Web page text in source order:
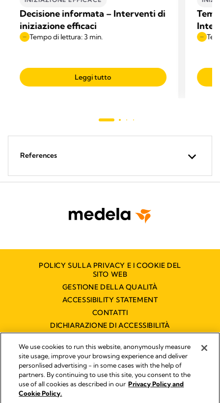
Decisione informata – Interventi di
iniziazione efficaci
Tempo di lettura: 3 min.
Leggi tutto
References
POLICY SULLA PRIVACY E I COOKIE DEL
SITO WEB
GESTIONE DELLA QUALITÀ
ACCESSIBILITY STATEMENT
CONTATTI
DICHIARAZIONE DI ACCESSIBILITÀ
Pubblicato da
Legal Notice
Medela Italia s.r.l. a socio unico P.IVA 03717020964 - Filiale
italiana di Medela AG !
We use cookies to run this website, anonymously measure
site usage, improve your browsing experience and deliver
personlised advertising - in some cases with the help of
partners. By continuing to use this site, you consent to the
use of all cookies as described in our Privacy Policy and
Cookie Policy.